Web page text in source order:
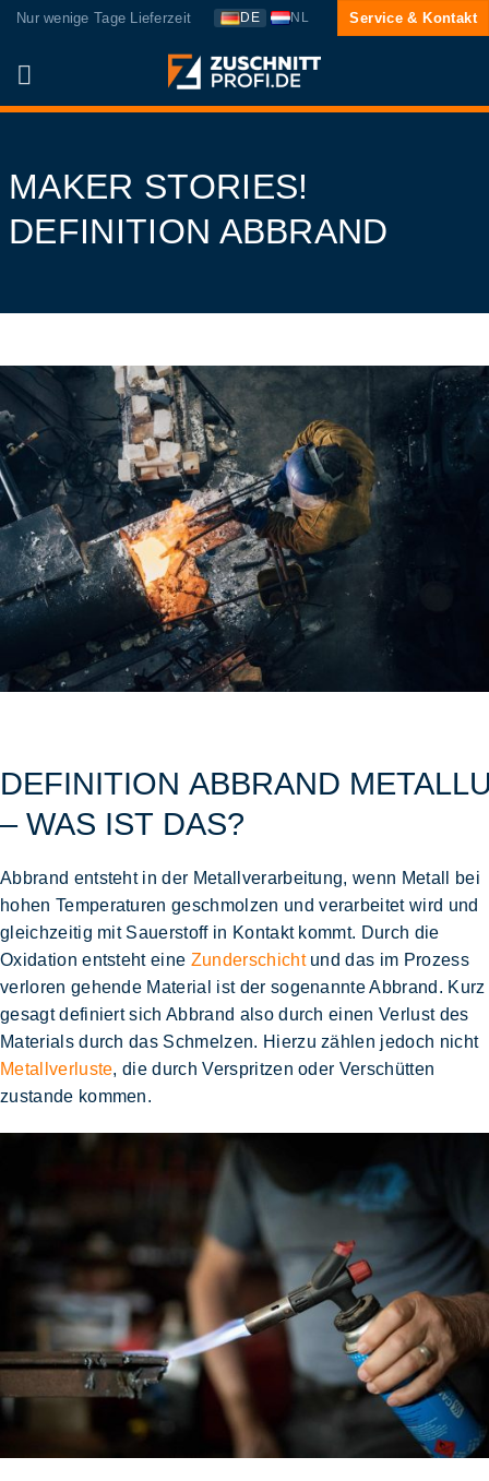
Zum
springen
Nur wenige Tage Lieferzeit DE NL Service & Kontakt
MAKER STORIES!
DEFINITION ABBRAND
DEFINITION ABBRAND
– WAS IST DAS?
Abbrand entsteht in der Metallverarbeitung, wenn Metall bei
hohen Temperaturen geschmolzen und verarbeitet wird und
gleichzeitig mit Sauerstoff in Kontakt kommt. Durch die
Oxidation entsteht eine Zunderschicht und das im Prozess
verloren gehende Material ist der sogenannte Abbrand. Kurz
gesagt definiert sich Abbrand also durch einen Verlust des
Materials durch das Schmelzen. Hierzu zählen jedoch nicht
Metallverluste, die durch Verspritzen oder Verschütten
zustande kommen.